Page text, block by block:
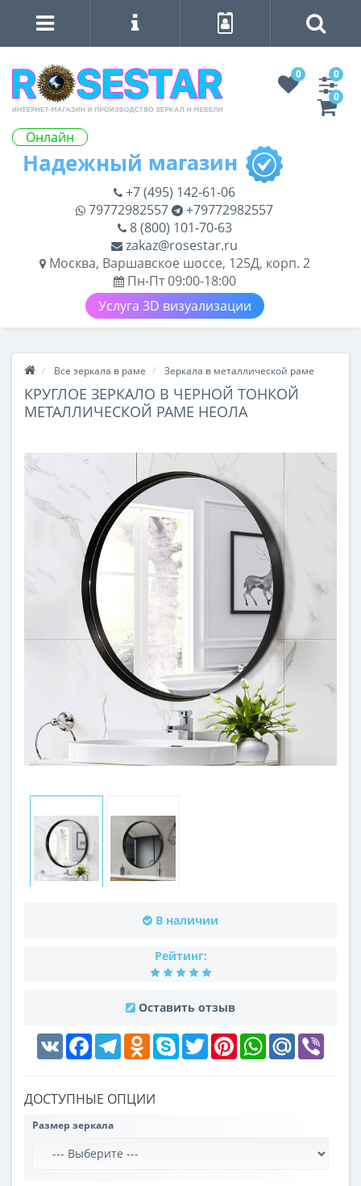
Онлайн
0
0
0
+7 (495) 142-61-06
79772982557
+79772982557
8 (800) 101-70-63
zakaz@rosestar.ru
Москва, Варшавское шоссе, 125Д, корп. 2
Пн-Пт 09:00-18:00
Услуга 3D визуализации
Все зеркала в раме Зеркала в металлической раме
КРУГЛОЕ ЗЕРКАЛО В ЧЕРНОЙ ТОНКОЙ
МЕТАЛЛИЧЕСКОЙ РАМЕ НЕОЛА
В наличии
Рейтинг:
Оставить отзыв
VK FacebookTelegramOdnoklassniki
Skype Twitter PinterestWhatsAppMail.Ru
ДОСТУПНЫЕ ОПЦИИ
Размер зеркала